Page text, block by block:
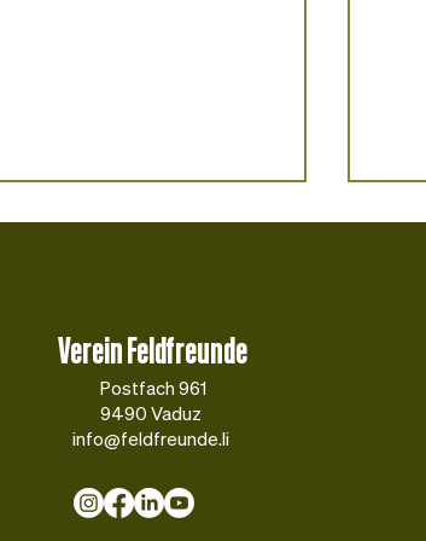
Erster Versuchsanbau von Linse und
Erbse als Mischkultur
Verein Feldfreunde
Postfach 961
9490 Vaduz
info@feldfreunde.li